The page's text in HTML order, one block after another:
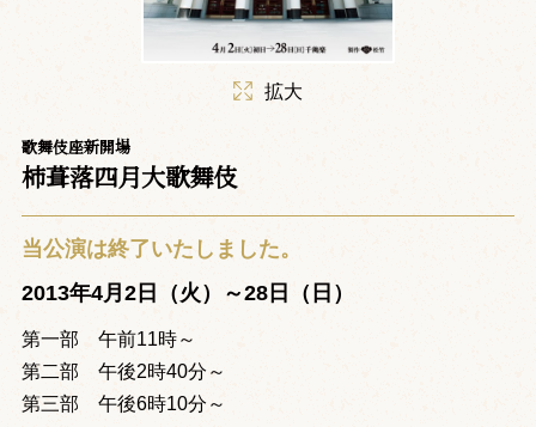
拡大
歌舞伎座新開場
柿葺落四月大歌舞伎
当公演は終了いたしました。
2013年4月2日（火）～28日（日）
第一部 午前11時～
第二部 午後2時40分～
第三部 午後6時10分～